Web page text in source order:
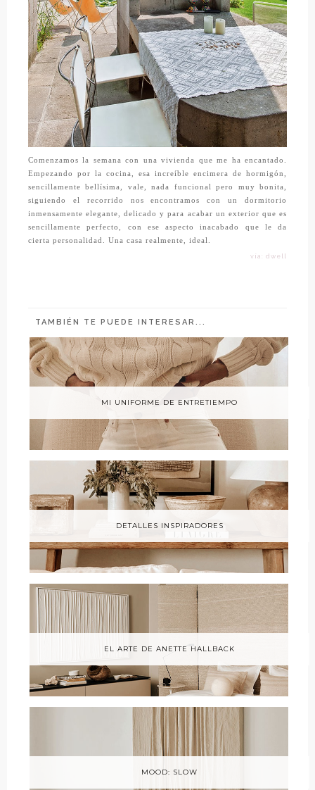
Comenzamos la semana con una vivienda que me ha encantado.
Empezando por la cocina, esa increíble encimera de hormigón,
sencillamente bellísima, vale, nada funcional pero muy bonita,
siguiendo el recorrido nos encontramos con un dormitorio
inmensamente elegante, delicado y para acabar un exterior que es
sencillamente perfecto, con ese aspecto inacabado que le da
cierta personalidad. Una casa realmente, ideal.
vía: dwell
TAMBIÉN TE PUEDE INTERESAR...
MI UNIFORME DE ENTRETIEMPO
DETALLES INSPIRADORES
EL ARTE DE ANETTE HALLBACK
MOOD: SLOW